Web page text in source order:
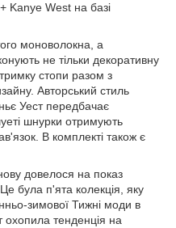
Kanye West на базі
моноволокна, а
не тільки декоративну
стопи разом з
Авторський стиль
Уест передбачає
шнурки отримують
В комплекті також є
довелося на показ
була п'ята колекція, яку
зимової Тижні моди в
охопила тенденція на